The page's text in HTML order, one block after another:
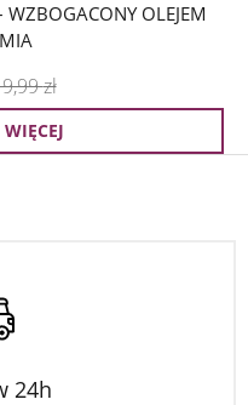
WZBOGACONY OLEJEM
zł
24h